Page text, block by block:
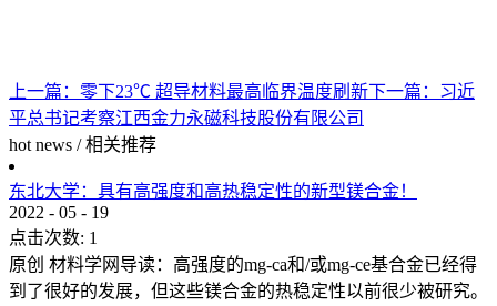
上一篇： 零下23℃ 超导材料最高临界温度刷新下一篇： 习近
平总书记考察江西金力永磁科技股份有限公司
hot news / 相关推荐
东北大学：具有高强度和高热稳定性的新型镁合金！
2022 - 05 - 19
点击次数: 1
原创 材料学网导读：高强度的mg-ca和/或mg-ce基合金已经得
到了很好的发展，但这些镁合金的热稳定性以前很少被研究。